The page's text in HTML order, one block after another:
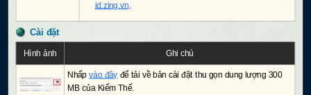
id.zing.vn
Cài đặt
Hình ảnh Ghi chú
Nhấpvào đây để tải về bản cài đặt thu gọn dung lượng 300
MB của Kiếm Thế.